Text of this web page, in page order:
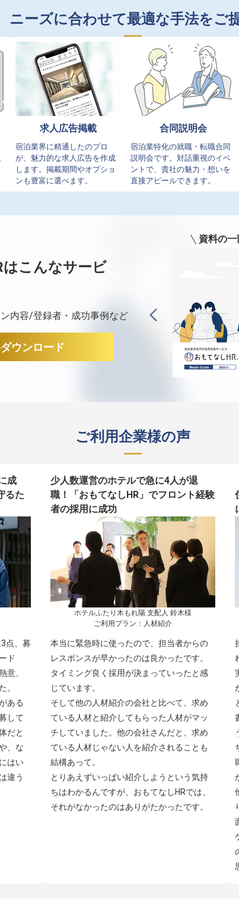
ニーズに合わせて最適な手法をご
求人広告掲載
宿泊業界に精通したのプロ
が、魅力的な求人広告を作成
します。掲載期間やオプショ
ンも豊富に選べます。
合同説明会
宿泊業特化の就職・転職合同
説明会です。対話重視のイベ
ントで、貴社の魅力・想いを
直接アピールできます。
はこんなサービ
内容/登録者・成功事例など
資料の
ウンロード
ご利用企業様の声
成
るた
点、募
ド
意、
。
ある
して
だと
、な
はい
違う
少人数運営のホテルで急に4人が退
職！「おもてなしHR」でフロント経験
者の採用に成功
ホテルふたり木もれ陽 支配人 鈴木様
ご利用プラン：人材紹介
本当に緊急時に使ったので、担当者からの
レスポンスが早かったのは良かったです。
タイミング良く採用が決まっていったと感
じています。
そして他の人材紹介の会社と比べて、求め
ている人材と紹介してもらった人材がマッ
チしていました。他の会社さんだと、求め
ている人材じゃない人を紹介されることも
結構あって。
とりあえずいっぱい紹介しようという気持
ちはわかるんですが、おもてなしHRでは、
それがなかったのはありがたかったです。